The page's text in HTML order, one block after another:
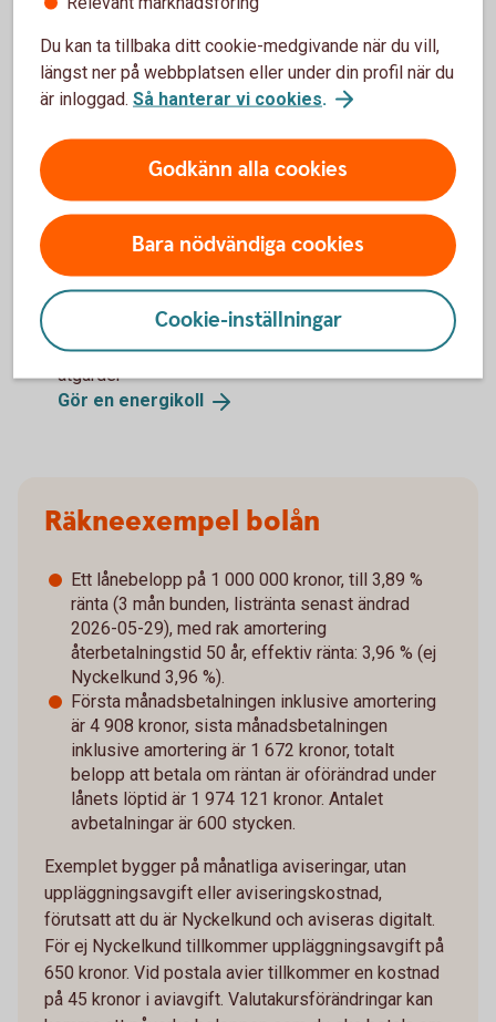
energianvändning
Sänk värmen hemma
Ta kortare duschar
Fyll disk- och tvättmaskinen helt innan du använder
Byt värmesystem till en uppvärmningskälla som inte
använder fossila bränslen
Tilläggsisolera vinden
Hitta energitjuvarna i ditt hem, till exempel lampor och
vitvaror
Gör en kostnadsfri energikoll för att få förslag på
åtgärder
Gör en energikoll
Räkneexempel bolån
Ett lånebelopp på 1 000 000 kronor, till 3,89 %
ränta (3 mån bunden, listränta senast ändrad
2026-05-29), med rak amortering
återbetalningstid 50 år, effektiv ränta: 3,96 % (ej
Nyckelkund 3,96 %).
Första månadsbetalningen inklusive amortering
är 4 908 kronor, sista månadsbetalningen
inklusive amortering är 1 672 kronor, totalt
belopp att betala om räntan är oförändrad under
lånets löptid är 1 974 121 kronor. Antalet
avbetalningar är 600 stycken.
Exemplet bygger på månatliga aviseringar, utan
uppläggningsavgift eller aviseringskostnad,
förutsatt att du är Nyckelkund och aviseras digitalt.
För ej Nyckelkund tillkommer uppläggningsavgift på
650 kronor. Vid postala avier tillkommer en kostnad
på 45 kronor i aviavgift. Valutakursförändringar kan
Du kan ta tillbaka ditt cookie-medgivande när du vill,
längst ner på webbplatsen eller under din profil när du
är inloggad. Så hanterar vi cookies.
Godkänn alla cookies
Bara nödvändiga cookies
Cookie-inställningar